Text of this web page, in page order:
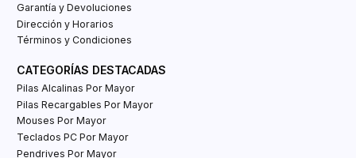
Garantía y Devoluciones
Dirección y Horarios
Términos y Condiciones
CATEGORÍAS DESTACADAS
Pilas Alcalinas Por Mayor
Pilas Recargables Por Mayor
Mouses Por Mayor
Teclados PC Por Mayor
Pendrives Por Mayor